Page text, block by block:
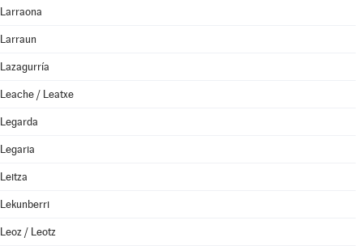
Larraona
Larraun
Lazagurría
Leache / Leatxe
Legarda
Legaria
Leitza
Lekunberri
Leoz / Leotz